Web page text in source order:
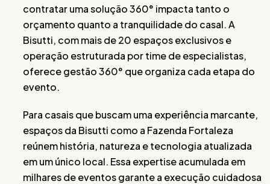
contratar uma solução 360° impacta tanto o
orçamento quanto a tranquilidade do casal. A
Bisutti, com mais de 20 espaços exclusivos e
operação estruturada por time de especialistas,
oferece gestão 360° que organiza cada etapa do
evento.
Para casais que buscam uma experiência marcante,
espaços da Bisutti como a Fazenda Fortaleza
reúnem história, natureza e tecnologia atualizada
em um único local. Essa expertise acumulada em
milhares de eventos garante a execução cuidadosa